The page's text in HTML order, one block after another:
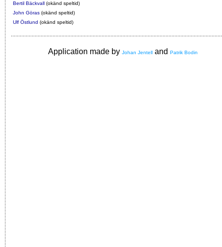
Bertil Bäckvall (okänd speltid)
John Göras (okänd speltid)
Ulf Östlund (okänd speltid)
Application made by Johan Jentell and Patrik Bodin